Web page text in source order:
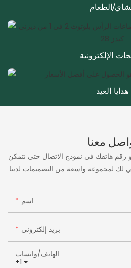
الطعام
الإلكترونية
هدايا العيد
معنا
رقم هاتفك في نموذج الاتصال حتى نتمكن
اسم
بريد إلكتروني
+1
الهاتف/واتساب